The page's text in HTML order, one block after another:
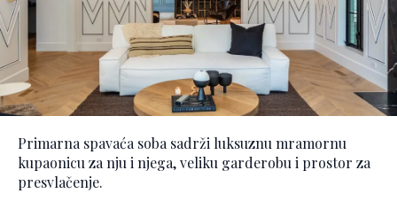
Primarna spavaća soba sadrži luksuznu mramornu
kupaonicu za nju i njega, veliku garderobu i prostor za
presvlačenje.